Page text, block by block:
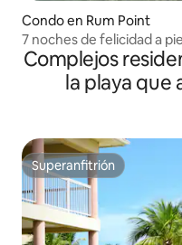
Condo en Rum Point
7 noches de felicidad a
Complejos
la playa que
Superanfitrión
Superanfitrión